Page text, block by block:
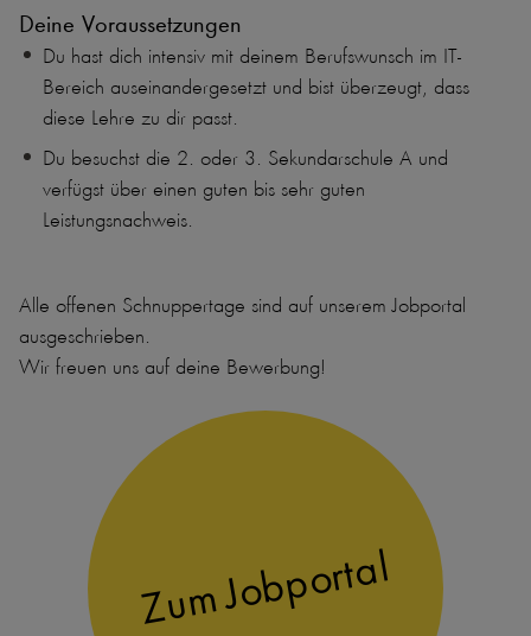
Deine Voraussetzungen
Du hast dich intensiv mit deinem Berufswunsch im IT-
Bereich auseinandergesetzt und bist überzeugt, dass
diese Lehre zu dir passt.
Du besuchst die 2. oder 3. Sekundarschule A und
verfügst über einen guten bis sehr guten
Leistungsnachweis.
Alle offenen Schnuppertage sind auf unserem Jobportal
ausgeschrieben.
Wir freuen uns auf deine Bewerbung!
Zum Jobportal